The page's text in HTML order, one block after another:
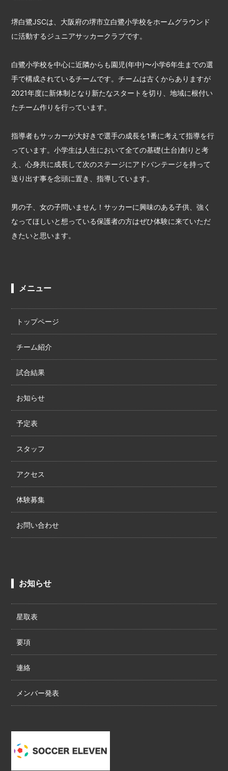
堺白鷺JSCは、大阪府の堺市立白鷺小学校をホームグラウンド
に活動するジュニアサッカークラブです。
白鷺小学校を中心に近隣からも園児(年中)〜小学6年生までの選
手で構成されているチームです。チームは古くからありますが
2021年度に新体制となり新たなスタートを切り、地域に根付い
たチーム作りを行っています。
指導者もサッカーが大好きで選手の成長を1番に考えて指導を行
っています。小学生は人生において全ての基礎(土台)創りと考
え、心身共に成長して次のステージにアドバンテージを持って
送り出す事を念頭に置き、指導しています。
男の子、女の子問いません！サッカーに興味のある子供、強く
なってほしいと想っている保護者の方はぜひ体験に来ていただ
きたいと思います。
メニュー
トップページ
チーム紹介
試合結果
お知らせ
予定表
スタッフ
アクセス
体験募集
お問い合わせ
お知らせ
星取表
要項
連絡
メンバー発表